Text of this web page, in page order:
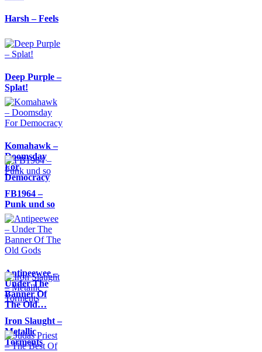
Harsh – Feels
Deep Purple –
Splat!
Komahawk –
Doomsday
For
Democracy
FB1964 –
Punk und so
Antipeewee –
Under The
Banner Of
The Old…
Iron Slaught –
Metallic
Torments